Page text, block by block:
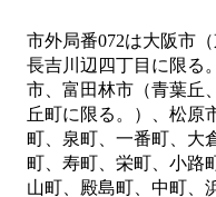
市外局番072は大阪市
長吉川辺四丁目に限る
市、富田林市（青葉丘
丘町に限る。）、松原
町、泉町、一番町、大
町、寿町、栄町、小路
山町、殿島町、中町、